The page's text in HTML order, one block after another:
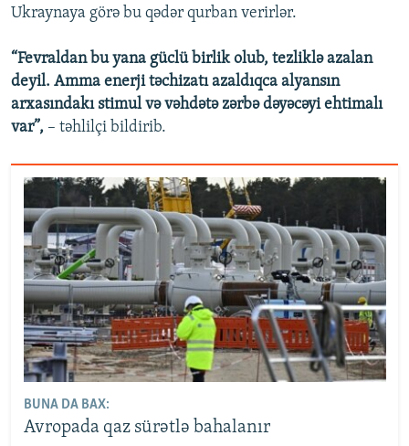
Ukraynaya görə bu qədər qurban verirlər.
“Fevraldan bu yana güclü birlik olub, tezliklə azalan
deyil. Amma enerji təchizatı azaldıqca alyansın
arxasındakı stimul və vəhdətə zərbə dəyəcəyi ehtimalı
var”, – təhlilçi bildirib.
BUNA DA BAX:
Avropada qaz sürətlə bahalanır